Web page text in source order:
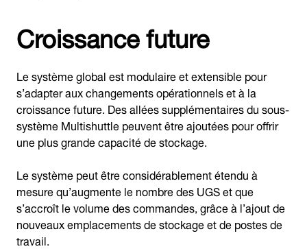
Croissance future
Le système global est modulaire et extensible pour
s’adapter aux changements opérationnels et à la
croissance future. Des allées supplémentaires du sous-
système Multishuttle peuvent être ajoutées pour offrir
une plus grande capacité de stockage.
Le système peut être considérablement étendu à
mesure qu’augmente le nombre des UGS et que
s’accroît le volume des commandes, grâce à l’ajout de
nouveaux emplacements de stockage et de postes de
travail.